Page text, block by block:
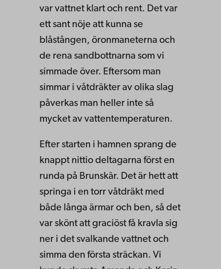
var vattnet klart och rent. Det var
ett sant nöje att kunna se
blåstången, öronmaneterna och
de rena sandbottnarna som vi
simmade över. Eftersom man
simmar i våtdräkter av olika slag
påverkas man heller inte så
mycket av vattentemperaturen.
Efter starten i hamnen sprang de
knappt nittio deltagarna först en
runda på Brunskär. Det är hett att
springa i en torr våtdräkt med
både långa ärmar och ben, så det
var skönt att graciöst få kravla sig
ner i det svalkande vattnet och
simma den första sträckan. Vi